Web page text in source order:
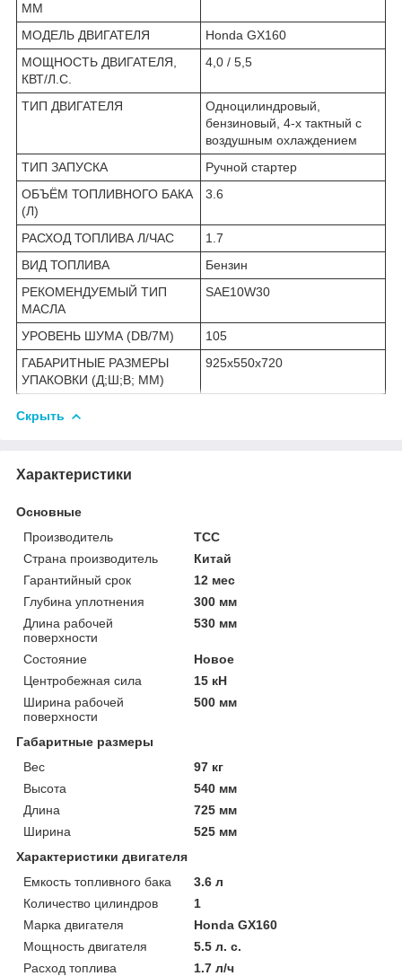
ММ
МОДЕЛЬ ДВИГАТЕЛЯ
Honda GX160
МОЩНОСТЬ ДВИГАТЕЛЯ,
КВТ/Л.С.
4,0 / 5,5
ТИП ДВИГАТЕЛЯ
Одноцилиндровый,
бензиновый, 4-х тактный с
воздушным охлаждением
ТИП ЗАПУСКА
Ручной стартер
ОБЪЁМ ТОПЛИВНОГО БАКА
(Л)
3.6
РАСХОД ТОПЛИВА Л/ЧАС
1.7
ВИД ТОПЛИВА
Бензин
РЕКОМЕНДУЕМЫЙ ТИП
МАСЛА
SAE10W30
УРОВЕНЬ ШУМА (DB/7М)
105
ГАБАРИТНЫЕ РАЗМЕРЫ
УПАКОВКИ (Д;Ш;В; ММ)
925х550х720
Скрыть
Характеристики
Основные
Производитель
ТСС
Страна производитель
Китай
Гарантийный срок
12 мес
Глубина уплотнения
300 мм
Длина рабочей
поверхности
530 мм
Состояние
Новое
Центробежная сила
15 кН
Ширина рабочей
поверхности
500 мм
Габаритные размеры
Вес
97 кг
Высота
540 мм
Длина
725 мм
Ширина
525 мм
Характеристики двигателя
Емкость топливного бака
3.6 л
Количество цилиндров
1
Марка двигателя
Honda GX160
Мощность двигателя
5.5 л. с.
Расход топлива
1.7 л/ч